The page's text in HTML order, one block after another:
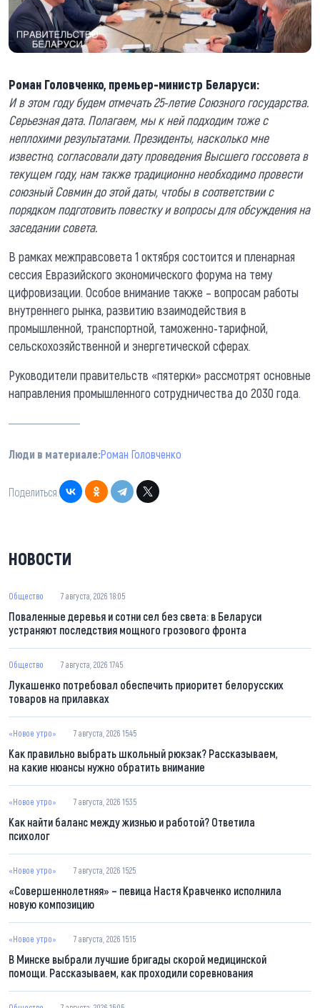
Роман Головченко, премьер-министр Беларуси:
И в этом году будем отмечать 25-летие Союзного государства.
Серьезная дата. Полагаем, мы к ней подходим тоже с
неплохими результатами. Президенты, насколько мне
известно, согласовали дату проведения Высшего госсовета в
текущем году, нам также традиционно необходимо провести
союзный Совмин до этой даты, чтобы в соответствии с
порядком подготовить повестку и вопросы для обсуждения на
заседании совета.
В рамках межправсовета 1 октября состоится и пленарная
сессия Евразийского экономического форума на тему
цифровизации. Особое внимание также – вопросам работы
внутреннего рынка, развитию взаимодействия в
промышленной, транспортной, таможенно-тарифной,
сельскохозяйственной и энергетической сферах.
Руководители правительств «пятерки» рассмотрят основные
направления промышленного сотрудничества до 2030 года.
Люди в материале:Роман Головченко
Поделиться:
НОВОСТИ
Общество 7 августа, 2026 18:05
Поваленные деревья и сотни сел без света: в Беларуси
устраняют последствия мощного грозового фронта
Общество 7 августа, 2026 17:45
Лукашенко потребовал обеспечить приоритет белорусских
товаров на прилавках
«Новое утро» 7 августа, 2026 15:45
Как правильно выбрать школьный рюкзак? Рассказываем,
на какие нюансы нужно обратить внимание
«Новое утро» 7 августа, 2026 15:35
Как найти баланс между жизнью и работой? Ответила
психолог
«Новое утро» 7 августа, 2026 15:25
«Совершеннолетняя» – певица Настя Кравченко исполнила
новую композицию
«Новое утро» 7 августа, 2026 15:15
В Минске выбрали лучшие бригады скорой медицинской
помощи. Рассказываем, как проходили соревнования